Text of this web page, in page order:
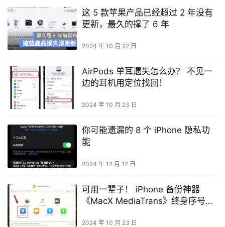
这 5 款苹果产品已经超过 2 年没有
更新，最久的撑了 6 年
2024 年 10 月 22 日
AirPods 单耳遗失怎么办？ 不见一
边的耳机用定位找回！
2024 年 10 月 23 日
你可能遗漏的 8 个 iPhone 隐私功
能
2024 年 12 月 12 日
可用一辈子！ iPhone 备份神器
《MacX MediaTrans》终身序号限
2024 年 10 月 23 日